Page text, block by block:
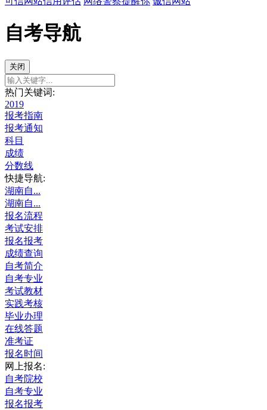
自考导航
关闭
热门关键词:
2019
报考指南
报考通知
科目
成绩
分数线
快捷导航:
湖南自...
湖南自...
报名流程
考试安排
报名报考
成绩查询
自考简介
自考专业
考试教材
实践考核
毕业办理
在线答题
准考证
报名时间
网上报名:
自考院校
自考专业
报名报考